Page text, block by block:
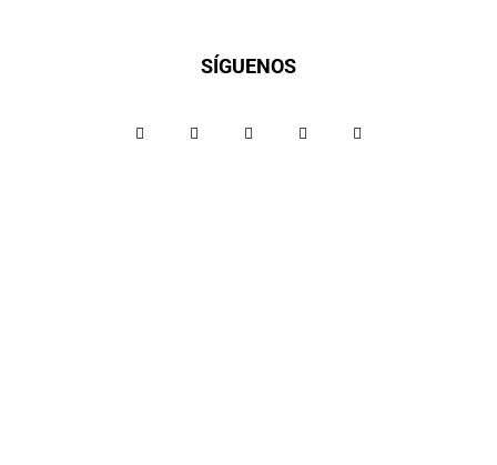
SÍGUENOS